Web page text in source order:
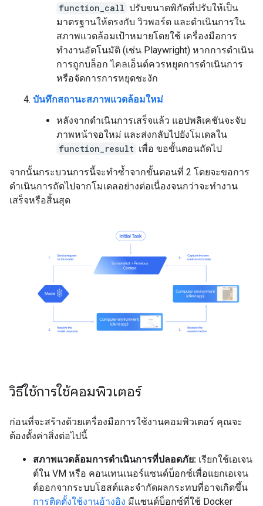
function_call ปรับขนาดพิกัดที่ปรับให้เป็น
มาตรฐานให้ตรงกับ วิวพอร์ต และดำเนินการใน
สภาพแวดล้อมเป้าหมายโดยใช้ เครื่องมือการ
ทำงานอัตโนมัติ (เช่น Playwright) หากการดำเนิน
การถูกบล็อก ไคลเอ็นต์ควรหยุดการดำเนินการ
หรือจัดการการหยุดชะงัก
บันทึกสถานะสภาพแวดล้อมใหม่
หลังจากดำเนินการเสร็จแล้ว แอปพลิเคชันจะจับ
ภาพหน้าจอใหม่ และส่งกลับไปยังโมเดลใน
function_result เพื่อ ขอขั้นตอนถัดไป
จากนั้นกระบวนการนี้จะทำซ้ำจากขั้นตอนที่ 2 โดยจะขอการ
ดำเนินการถัดไปจากโมเดลอย่างต่อเนื่องจนกว่าจะทำงาน
เสร็จหรือสิ้นสุด
วิธีใช้การใช้คอมพิวเตอร์
ก่อนที่จะสร้างด้วยเครื่องมือการใช้งานคอมพิวเตอร์ คุณจะ
ต้องตั้งค่าสิ่งต่อไปนี้
สภาพแวดล้อมการดำเนินการที่ปลอดภัย: เรียกใช้เอเจน
ต์ใน VM หรือ คอนเทนเนอร์แซนด์บ็อกซ์เพื่อแยกเอเจน
ต์ออกจากระบบโฮสต์และจำกัดผลกระทบที่อาจเกิดขึ้น
การติดตั้งใช้งานอ้างอิง มีแซนด์บ็อกซ์ที่ใช้ Docker